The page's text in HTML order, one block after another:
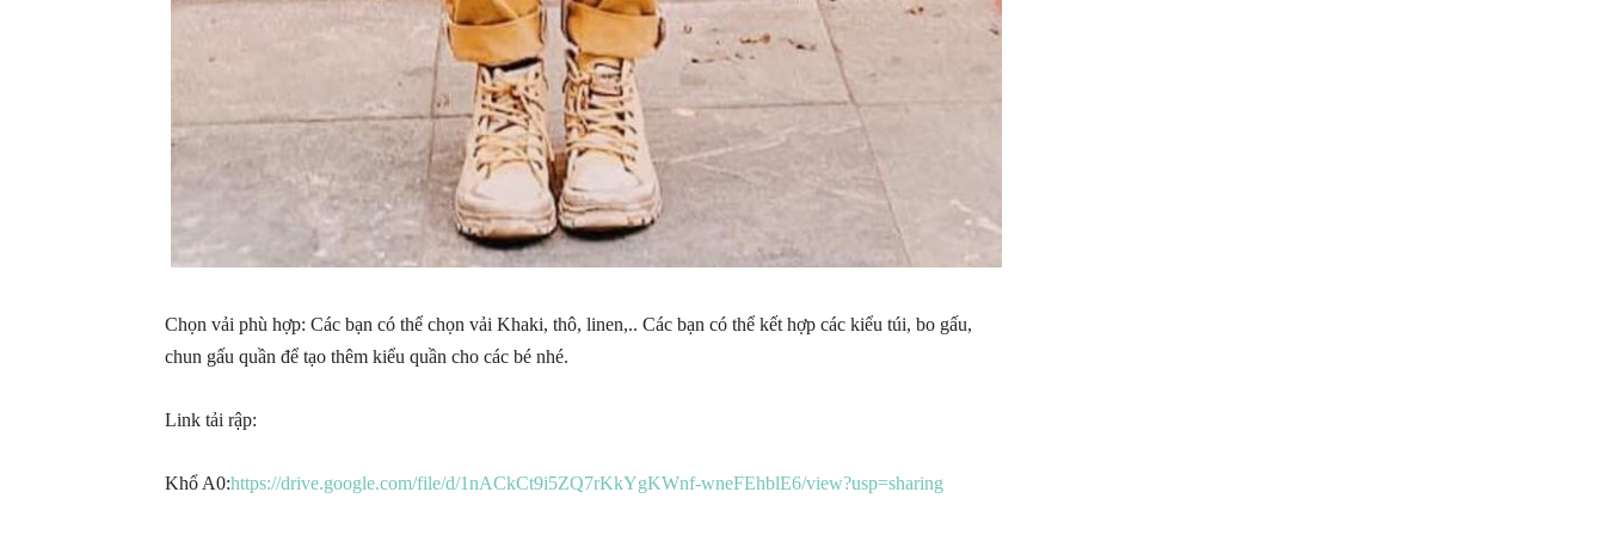
Chọn vải phù hợp: Các bạn có thể chọn vải Khaki, thô, linen,.. Các bạn có thể kết hợp các kiểu túi, bo gấu,
chun gấu quần để tạo thêm kiểu quần cho các bé nhé.
Link tải rập:
Khổ A0:https://drive.google.com/file/d/1nACkCt9i5ZQ7rKkYgKWnf-wneFEhblE6/view?usp=sharing